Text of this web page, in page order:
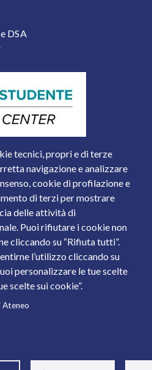
tecnici, propri e di terze
navigazione e analizzare
cookie di profilazione e
di terzi per mostrare
delle attività di
Puoi rifiutare i cookie non
cliccando su “Rifiuta tutti”.
l’utilizzo cliccando su
personalizzare le tue scelte
scelte sui cookie”.
Ateneo
DSA
Brescia
ammcentr@cert.unibs.it
Codice Fiscale: 98007650173
degli Studi di Brescia